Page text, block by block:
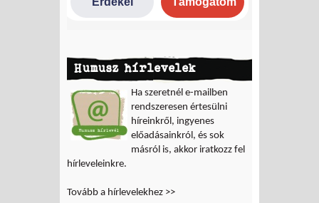
Humusz hírlevelek
Ha szeretnél e-mailben
rendszeresen értesülni
híreinkről, ingyenes
előadásainkról, és sok
másról is, akkor iratkozz fel
hírleveleinkre.
Tovább a hírlevelekhez >>